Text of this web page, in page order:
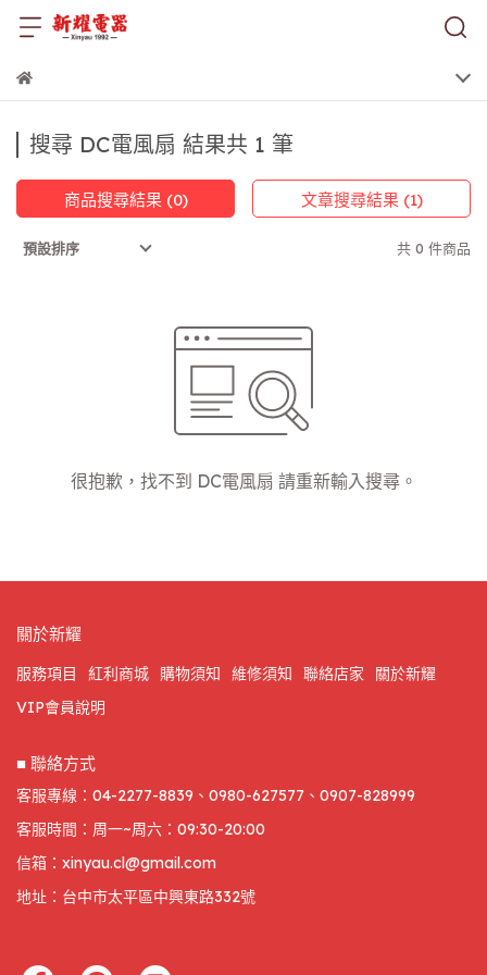
搜尋 DC電風扇 結果共 1 筆
商品搜尋結果 (0) 文章搜尋結果 (1)
預設排序 共 0 件商品
很抱歉，找不到 DC電風扇 請重新輸入搜尋。
關於新耀
服務項目 紅利商城 購物須知 維修須知 聯絡店家
關於新耀
VIP會員說明
■ 聯絡方式
客服專線：04-2277-8839、0980-627577、0907-828999
客服時間：周一~周六：09:30-20:00
信箱：xinyau.cl@gmail.com
地址：台中市太平區中興東路332號